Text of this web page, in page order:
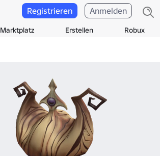
Marktplatz Erstellen Robux
Registrieren Anmelden